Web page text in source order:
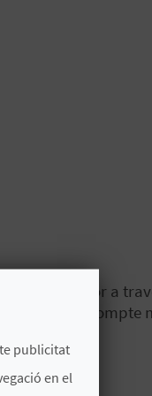
anterior a
com més prompte
publicitat
en el